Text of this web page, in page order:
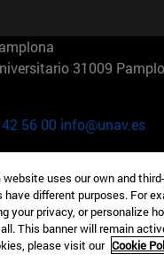
31009
56 00 info@unav.es
Cerro Águila 3 28023
30 00
uses our own and
different purposes. For
your privacy, or personalize
This banner will remain
please visit our Cookie